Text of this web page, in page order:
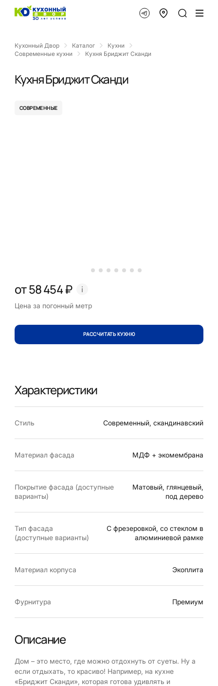
Кухонный Двор Каталог
Кухни
Современные кухни
Кухня Бриджит Сканди
Кухня Бриджит Сканди
СОВРЕМЕННЫЕ
от 58 454 ₽
Цена за погонный метр
РАССЧИТАТЬ КУХНЮ
Характеристики
Стиль Современный, скандинавский
Материал фасада МДФ + экомембрана
Покрытие фасада (доступные
варианты)
Матовый, глянцевый,
под дерево
Тип фасада
(доступные варианты)
С фрезеровкой, со стеклом в
алюминиевой рамке
Материал корпуса Экоплита
Фурнитура Премиум
Описание
Дом – это место, где можно отдохнуть от суеты. Ну а
если отдыхать, то красиво! Например, на кухне
«Бриджит Сканди», которая готова удивлять и